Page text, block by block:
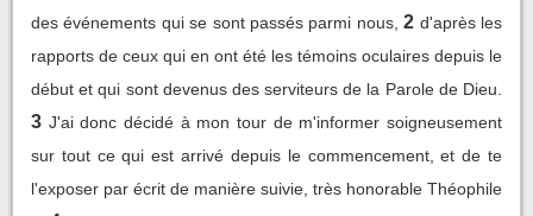
des événements qui se sont passés parmi nous, 2 d'après les
rapports de ceux qui en ont été les témoins oculaires depuis le
début et qui sont devenus des serviteurs de la Parole de Dieu.
3 J'ai donc décidé à mon tour de m'informer soigneusement
sur tout ce qui est arrivé depuis le commencement, et de te
l'exposer par écrit de manière suivie, très honorable Théophile